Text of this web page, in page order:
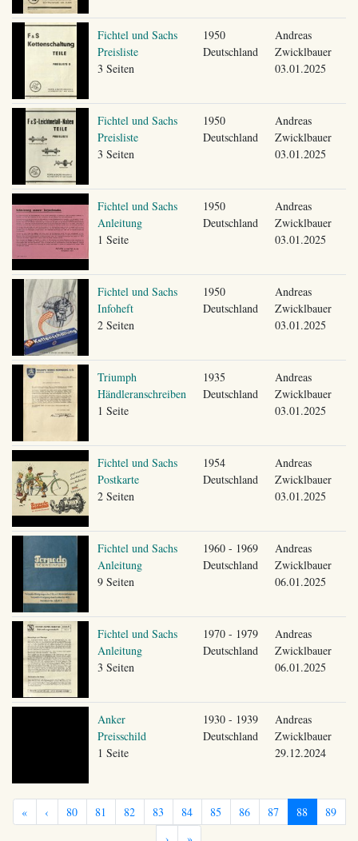
Fichtel und Sachs
Preisliste
3 Seiten
1950
Deutschland
Andreas
Zwicklbauer
03.01.2025
Fichtel und Sachs
Preisliste
3 Seiten
1950
Deutschland
Andreas
Zwicklbauer
03.01.2025
Fichtel und Sachs
Anleitung
1 Seite
1950
Deutschland
Andreas
Zwicklbauer
03.01.2025
Fichtel und Sachs
Infoheft
2 Seiten
1950
Deutschland
Andreas
Zwicklbauer
03.01.2025
Triumph
Händleranschreiben
1 Seite
1935
Deutschland
Andreas
Zwicklbauer
03.01.2025
Fichtel und Sachs
Postkarte
2 Seiten
1954
Deutschland
Andreas
Zwicklbauer
03.01.2025
Fichtel und Sachs
Anleitung
9 Seiten
1960 - 1969
Deutschland
Andreas
Zwicklbauer
06.01.2025
Fichtel und Sachs
Anleitung
3 Seiten
1970 - 1979
Deutschland
Andreas
Zwicklbauer
06.01.2025
Anker
Preisschild
1 Seite
1930 - 1939
Deutschland
Andreas
Zwicklbauer
29.12.2024
« ‹ 80 81 82 83 84 85 86 87 88
89
›
»